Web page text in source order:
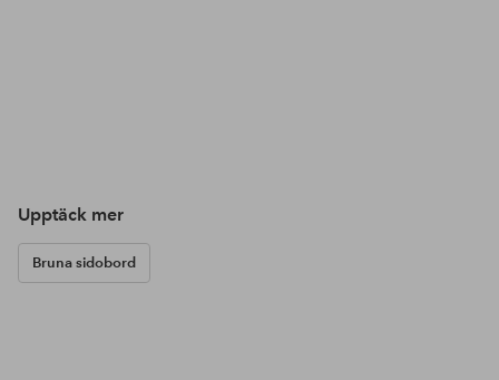
Upptäck mer
Bruna sidobord